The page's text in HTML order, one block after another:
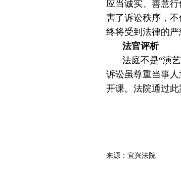
应当诚实、善意
害了诉讼秩序，
终将受到法律的严
法官评析
法庭不是“演
诉讼虽尊重当事
开课。法院通过
来源：宜兴法院